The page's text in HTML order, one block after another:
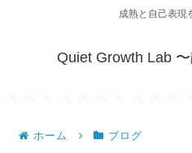
成熟と自己表現
Quiet Growth Lab
ホーム ブログ